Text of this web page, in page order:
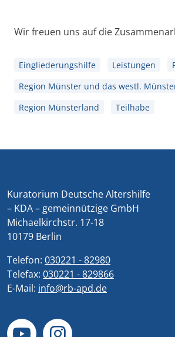
Wir freuen uns auf die
Eingliederungshilfe Leistungen
Region Münster und das westl.
Region Münsterland
Teilhabe
Kuratorium Deutsche Altershilfe
– KDA – gemeinnützige GmbH
Michaelkirchstr. 17-18
10179 Berlin
Telefon: 030221 - 82980
Telefax: 030221 - 829866
E-Mail: info@rb-apd.de